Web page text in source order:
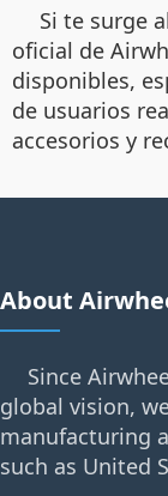
Si te surge
oficial de
disponibles,
de usuarios
accesorios y
About
Since
global vision,
manufacturing
such as United